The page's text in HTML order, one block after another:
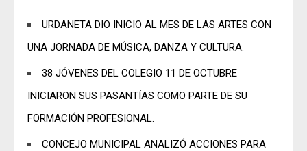
URDANETA DIO INICIO AL MES DE LAS ARTES CON
UNA JORNADA DE MÚSICA, DANZA Y CULTURA.
38 JÓVENES DEL COLEGIO 11 DE OCTUBRE
INICIARON SUS PASANTÍAS COMO PARTE DE SU
FORMACIÓN PROFESIONAL.
CONCEJO MUNICIPAL ANALIZÓ ACCIONES PARA